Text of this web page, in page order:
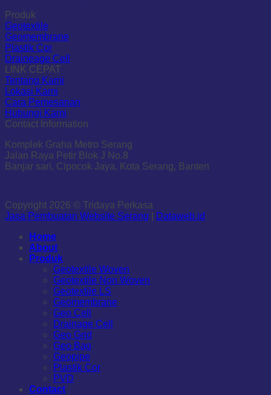
Produk
Geotextile
Geomembrane
Plastik Cor
Draineage Cell
LINK CEPAT
Tentang Kami
Lokasi Kami
Cara Pemesanan
Hubungi Kami
Contact Information
Komplek Graha Metro Serang
Jalan Raya Petir Blok J No.8
Banjar sari, Cipocok Jaya, Kota Serang, Banten
Copyright 2026 © Tridaya Perkasa
Jasa Pembuatan Website Serang
Dataweb.id
Home
About
Produk
Geotextile Woven
Geotextile Non Woven
Geotextile LS
Geomembrane
Geo Cell
Drainage Cell
Geo Grid
Geo Bag
Geopipe
Plastik Cor
PVD
Contact